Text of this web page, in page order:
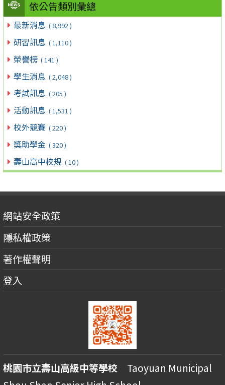
依公告類別彙總
最新消息 ( 8,992 )
研習訊息 ( 1,110 )
榮譽榜 ( 141 )
學生消息 ( 2,048 )
考試訊息 ( 205 )
活動訊息 ( 1,531 )
校外競賽 ( 220 )
獎助學金 ( 320 )
壽山高中校規 ( 10 )
網站安全政策
隱私權政策
著作權聲明
登入
桃園市立壽山高級中等學校 Taoyuan Municipal